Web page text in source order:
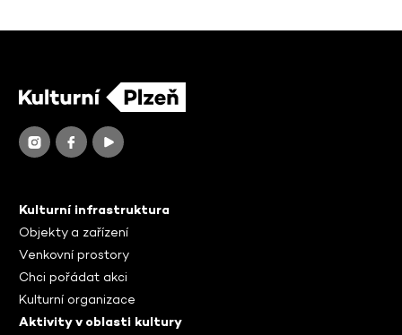
Kulturní infrastruktura
Objekty a zařízení
Venkovní prostory
Chci pořádat akci
Kulturní organizace
Aktivity v oblasti kultury